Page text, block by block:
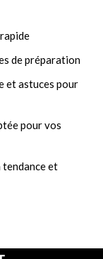
de préparation
et astuces pour
pour vos
tendance et